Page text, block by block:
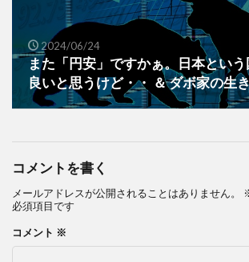
2024/06/24
また「円安」ですかぁ。日本とい
良いと思うけど・・ ＆ ダボ家の生
コメントを書く
メールアドレスが公開されることはありません。
必須項目です
コメント ※